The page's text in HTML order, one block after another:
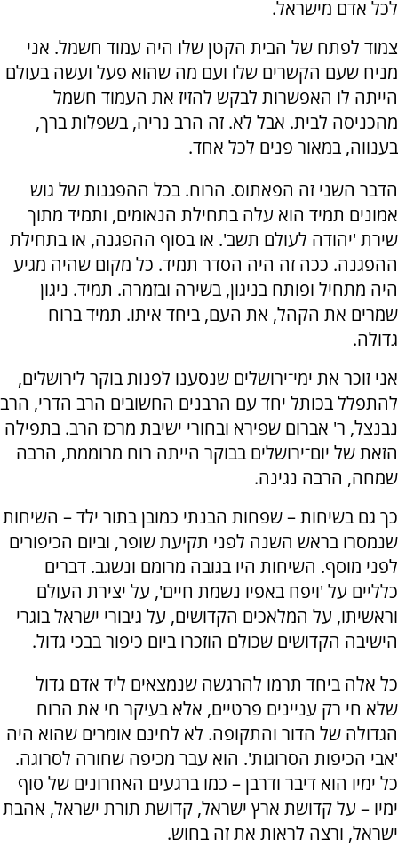
לכל אדם מישראל.
צמוד לפתח של הבית הקטן שלו היה עמוד חשמל. אני
מניח שעם הקשרים שלו ועם מה שהוא פעל ועשה בעולם
הייתה לו האפשרות לבקש להזיז את העמוד חשמל
מהכניסה לבית. אבל לא. זה הרב נריה, בשפלות ברך,
בענווה, במאור פנים לכל אחד.
הדבר השני זה הפאתוס. הרוח. בכל ההפגנות של גוש
אמונים תמיד הוא עלה בתחילת הנאומים, ותמיד מתוך
שירת 'יהודה לעולם תשב'. או בסוף ההפגנה, או בתחילת
ההפגנה. ככה זה היה הסדר תמיד. כל מקום שהיה מגיע
היה מתחיל ופותח בניגון, בשירה ובזמרה. תמיד. ניגון
שמרים את הקהל, את העם, ביחד איתו. תמיד ברוח
גדולה.
אני זוכר את ימי־ירושלים שנסענו לפנות בוקר לירושלים,
להתפלל בכותל יחד עם הרבנים החשובים הרב הדרי, הרב
נבנצל, ר' אברום שפירא ובחורי ישיבת מרכז הרב. בתפילה
הזאת של יום־ירושלים בבוקר הייתה רוח מרוממת, הרבה
שמחה, הרבה נגינה.
כך גם בשיחות – שפחות הבנתי כמובן בתור ילד – השיחות
שנמסרו בראש השנה לפני תקיעת שופר, וביום הכיפורים
לפני מוסף. השיחות היו בגובה מרומם ונשגב. דברים
כלליים על 'ויפח באפיו נשמת חיים', על יצירת העולם
וראשיתו, על המלאכים הקדושים, על גיבורי ישראל בוגרי
הישיבה הקדושים שכולם הוזכרו ביום כיפור בבכי גדול.
כל אלה ביחד תרמו להרגשה שנמצאים ליד אדם גדול
שלא חי רק עניינים פרטיים, אלא בעיקר חי את הרוח
הגדולה של הדור והתקופה. לא לחינם אומרים שהוא היה
'אבי הכיפות הסרוגות'. הוא עבר מכיפה שחורה לסרוגה.
כל ימיו הוא דיבר ודרבן – כמו ברגעים האחרונים של סוף
ימיו – על קדושת ארץ ישראל, קדושת תורת ישראל, אהבת
ישראל, ורצה לראות את זה בחוש.